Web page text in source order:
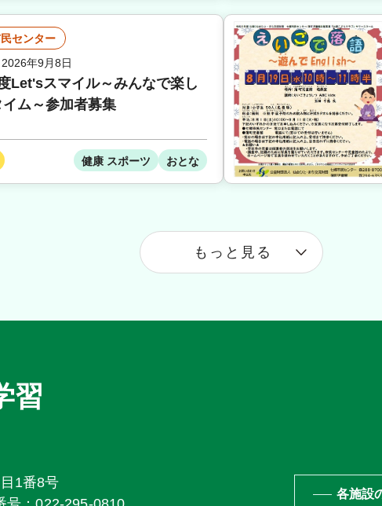
センター
年9月8日
Let'sスマイル～みんなで楽し
イム～参加者募集
健康 スポーツ おとな
もっと見る
習
1番8号
各施設